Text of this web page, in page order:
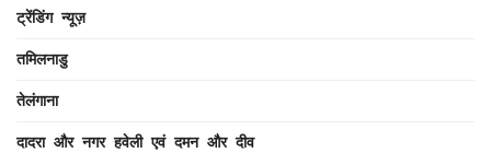
ट्रेंडिंग न्यूज़
तमिलनाडु
तेलंगाना
दादरा और नगर हवेली एवं दमन और दीव